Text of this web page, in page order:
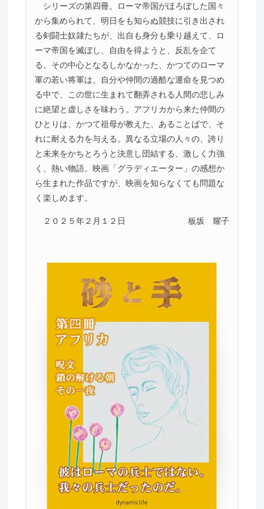
シリーズの第四冊。ローマ帝国がほろぼした国々
から集められて、明日をも知らぬ競技に引き出され
る剣闘士奴隷たちが、出自も身分も乗り越えて、ロ
ーマ帝国を滅ぼし、自由を得ようと、反乱を企て
る。その中心となるしかなかった、かつてのローマ
軍の若い将軍は、自分や仲間の過酷な運命を見つめ
る中で、この世に生まれて翻弄される人間の悲しみ
に絶望と虚しさを味わう。アフリカから来た仲間の
ひとりは、かつて祖母が教えた、あることばで、そ
れに耐える力を与える。異なる立場の人々の、誇り
と未来をかちとろうと決意し団結する、激しく力強
く、熱い物語。映画「グラディエーター」の感想か
ら生まれた作品ですが、映画を知らなくても問題な
く楽しめます。
２０２５年２月１２日 板坂 耀子